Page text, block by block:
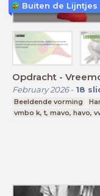
Opdracht -
February 2026- 18
Beeldende vorming
vmbo k, t, mavo, havo,
Buiten de Lijntjes